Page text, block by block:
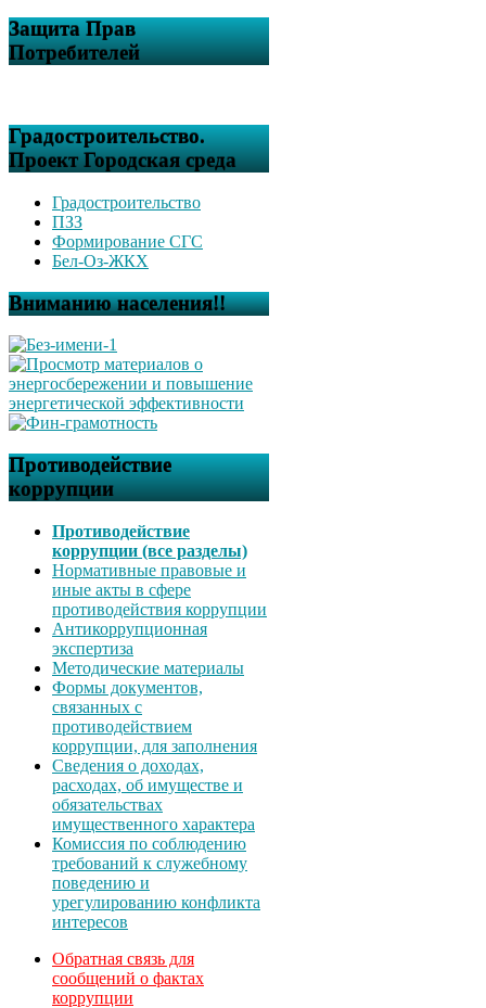
Защита Прав
Потребителей
Градостроительство.
Проект Городская среда
Градостроительство
ПЗЗ
Формирование СГС
Бел-Оз-ЖКХ
Вниманию населения!!
Противодействие
коррупции
Противодействие
коррупции (все разделы)
Нормативные правовые и
иные акты в сфере
противодействия коррупции
Антикоррупционная
экспертиза
Методические материалы
Формы документов,
связанных с
противодействием
коррупции, для заполнения
Сведения о доходах,
расходах, об имуществе и
обязательствах
имущественного характера
Комиссия по соблюдению
требований к служебному
поведению и
урегулированию конфликта
интересов
Обратная связь для
сообщений о фактах
коррупции